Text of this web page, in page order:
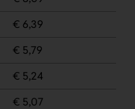
€ 6,39
€ 5,79
€ 5,24
€ 5,07